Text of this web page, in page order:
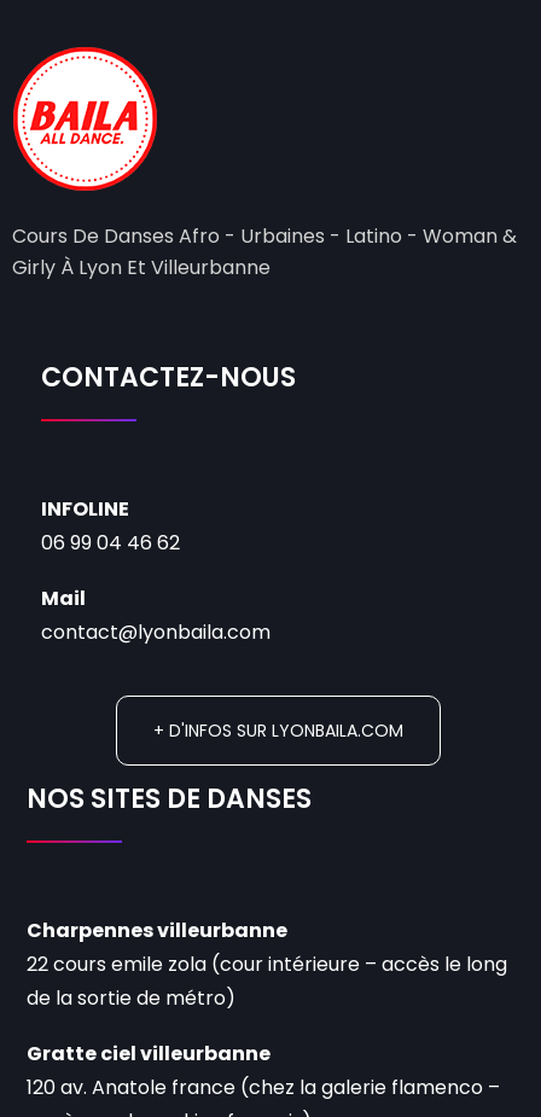
Cours De Danses Afro - Urbaines - Latino - Woman &
Girly À Lyon Et Villeurbanne
CONTACTEZ-NOUS
INFOLINE
06 99 04 46 62
Mail
contact@lyonbaila.com
+ D'INFOS SUR LYONBAILA.COM
NOS SITES DE DANSES
Charpennes villeurbanne
22 cours emile zola (cour intérieure – accès le long
de la sortie de métro)
Gratte ciel villeurbanne
120 av. Anatole france (chez la galerie flamenco –